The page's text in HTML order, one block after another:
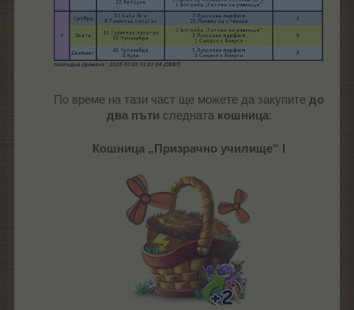
По време на тази част ще можете да закупите до
два пъти следната кошница:
Кошница „Призрачно училище“ I